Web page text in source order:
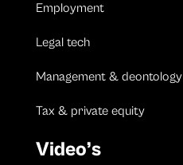
Employment
Legal tech
Management & deontology
Tax & private equity
Video’s